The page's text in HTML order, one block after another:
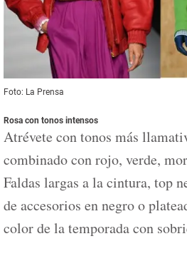
Foto: La Prensa
Rosa con tonos intensos
Atrévete con tonos más
combinado con rojo, verde,
Faldas largas a la cintura, top
de accesorios en negro o
color de la temporada con